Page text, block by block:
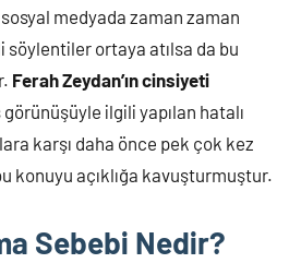
medyada zaman zaman
ortaya atılsa da bu
Ferah Zeydan’ın cinsiyeti
görünüşüyle ilgili yapılan hatalı
karşı daha önce pek çok kez
konuyu açıklığa kavuşturmuştur.
Sebebi Nedir?